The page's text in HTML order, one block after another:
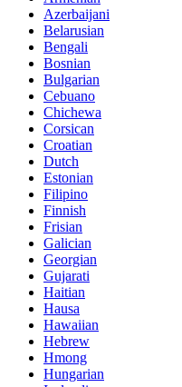
Azerbaijani
Belarusian
Bengali
Bosnian
Bulgarian
Cebuano
Chichewa
Corsican
Croatian
Dutch
Estonian
Filipino
Finnish
Frisian
Galician
Georgian
Gujarati
Haitian
Hausa
Hawaiian
Hebrew
Hmong
Hungarian